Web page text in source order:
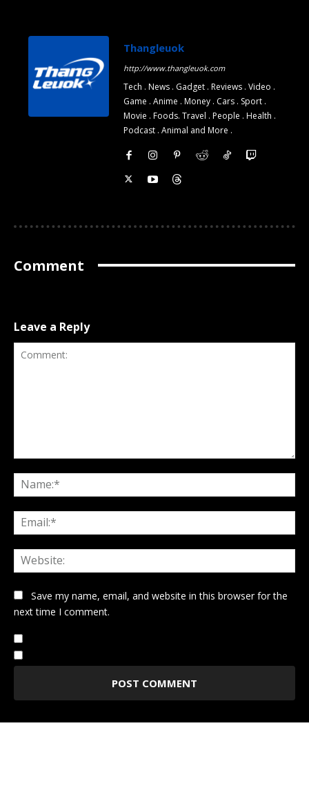
Thangleuok
http://www.thangleuok.com
Tech . News . Gadget . Reviews . Video .
Game . Anime . Money . Cars . Sport .
Movie . Foods. Travel . People . Health .
Podcast . Animal and More .
Comment
Leave a Reply
Save my name, email, and website in this browser for the
next time I comment.